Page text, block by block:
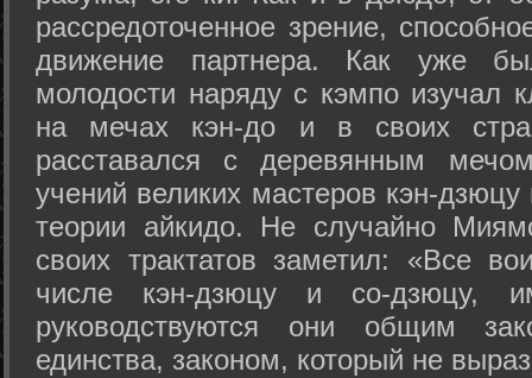
рассредоточенное зрение,
движение партнера. Как уже
молодости наряду с кэмпо изучал
на мечах кэн-до и в своих
расставался с деревянным
учений великих мастеров кэн-
теории айкидо. Не случайно
своих трактатов заметил: «Все
числе кэн-дзюцу и со-дзюцу,
руководствуются они общим
единства, законом, который не